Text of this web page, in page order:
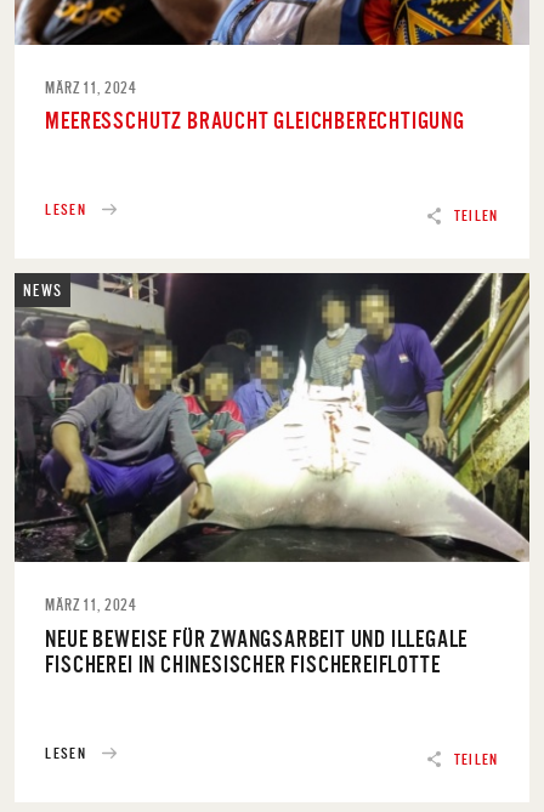
TEILEN
MÄRZ 11, 2024
MEERESSCHUTZ BRAUCHT GLEICHBERECHTIGUNG
LESEN
TEILEN
NEWS
MÄRZ 11, 2024
NEUE BEWEISE FÜR ZWANGSARBEIT UND ILLEGALE
FISCHEREI IN CHINESISCHER FISCHEREIFLOTTE
LESEN